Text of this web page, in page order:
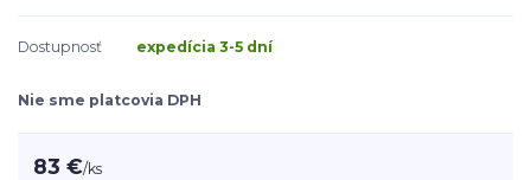
Dostupnosť expedícia 3-5 dní
Nie sme platcovia DPH
83 €/ks